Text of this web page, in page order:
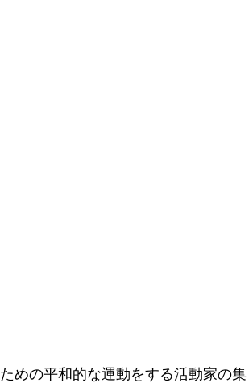
の平和的な運動をする活動家の集